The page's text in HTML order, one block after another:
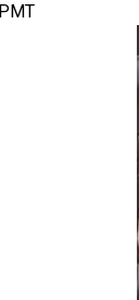
PMT